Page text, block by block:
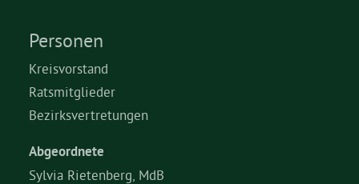
Personen
Kreisvorstand
Ratsmitglieder
Bezirksvertretungen
Abgeordnete
Sylvia Rietenberg, MdB